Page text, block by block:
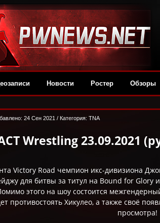
Новости Ростер Обзоры
24 Сен 2021 / Категория: TNA
Wrestling 23.09.2021
Victory Road чемпион икс-дивизиона
для битвы за титул на Bound for Glory
этого на шоу состоится
противостоять Хикулео, а также своё
просмотра!